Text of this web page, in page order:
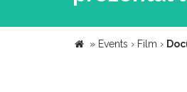
» Events › Film ›